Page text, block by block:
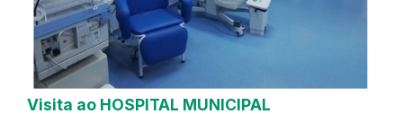
Visita ao HOSPITAL MUNICIPAL